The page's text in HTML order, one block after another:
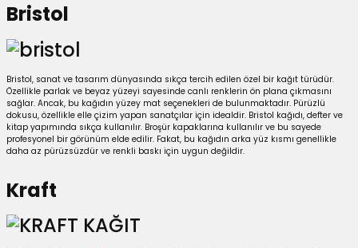
Bristol
Bristol, sanat ve tasarım dünyasında sıkça tercih edilen özel bir kağıt türüdür.
Özellikle parlak ve beyaz yüzeyi sayesinde canlı renklerin ön plana çıkmasını
sağlar. Ancak, bu kağıdın yüzey mat seçenekleri de bulunmaktadır. Pürüzlü
dokusu, özellikle elle çizim yapan sanatçılar için idealdir. Bristol kağıdı, defter ve
kitap yapımında sıkça kullanılır. Broşür kapaklarına kullanılır ve bu sayede
profesyonel bir görünüm elde edilir. Fakat, bu kağıdın arka yüz kısmı genellikle
daha az pürüzsüzdür ve renkli baskı için uygun değildir.
Kraft